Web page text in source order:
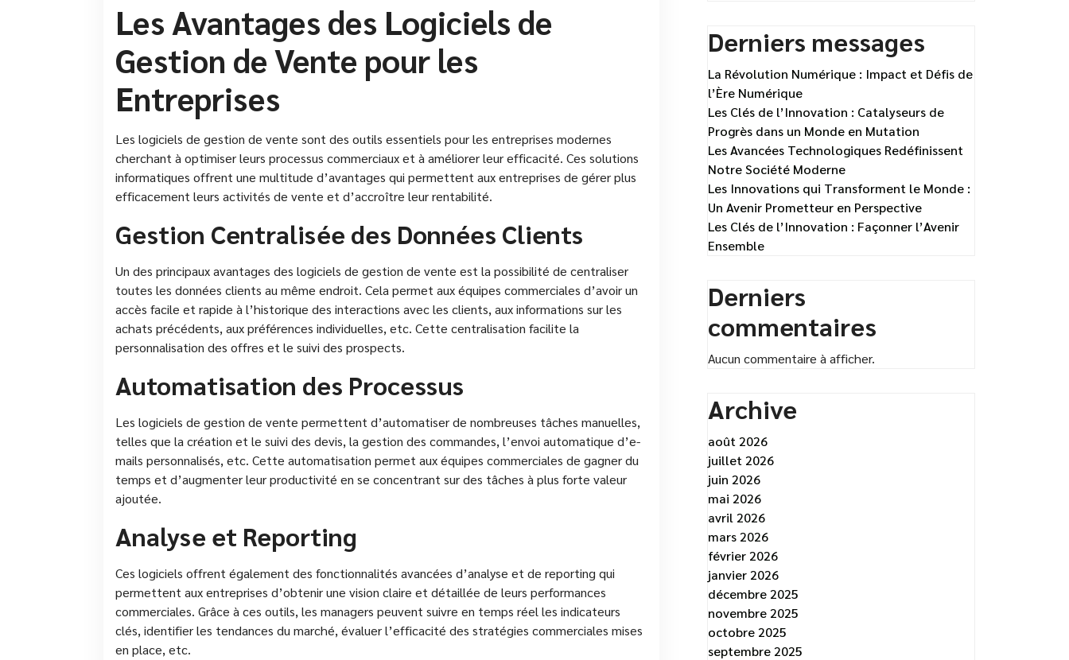
Les Avantages des Logiciels de
Gestion de Vente pour les
Entreprises
Les logiciels de gestion de vente sont des outils essentiels pour les entreprises modernes
cherchant à optimiser leurs processus commerciaux et à améliorer leur efficacité. Ces solutions
informatiques offrent une multitude d’avantages qui permettent aux entreprises de gérer plus
efficacement leurs activités de vente et d’accroître leur rentabilité.
Gestion Centralisée des Données Clients
Un des principaux avantages des logiciels de gestion de vente est la possibilité de centraliser
toutes les données clients au même endroit. Cela permet aux équipes commerciales d’avoir un
accès facile et rapide à l’historique des interactions avec les clients, aux informations sur les
achats précédents, aux préférences individuelles, etc. Cette centralisation facilite la
personnalisation des offres et le suivi des prospects.
Automatisation des Processus
Les logiciels de gestion de vente permettent d’automatiser de nombreuses tâches manuelles,
telles que la création et le suivi des devis, la gestion des commandes, l’envoi automatique d’e-
mails personnalisés, etc. Cette automatisation permet aux équipes commerciales de gagner du
temps et d’augmenter leur productivité en se concentrant sur des tâches à plus forte valeur
ajoutée.
Analyse et Reporting
Ces logiciels offrent également des fonctionnalités avancées d’analyse et de reporting qui
permettent aux entreprises d’obtenir une vision claire et détaillée de leurs performances
commerciales. Grâce à ces outils, les managers peuvent suivre en temps réel les indicateurs
clés, identifier les tendances du marché, évaluer l’efficacité des stratégies commerciales mises
en place, etc.
Derniers messages
La Révolution Numérique : Impact et Défis de
l’Ère Numérique
Les Clés de l’Innovation : Catalyseurs de
Progrès dans un Monde en Mutation
Les Avancées Technologiques Redéfinissent
Notre Société Moderne
Les Innovations qui Transforment le Monde :
Un Avenir Prometteur en Perspective
Les Clés de l’Innovation : Façonner l’Avenir
Ensemble
Derniers
commentaires
Aucun commentaire à afficher.
Archive
août 2026
juillet 2026
juin 2026
mai 2026
avril 2026
mars 2026
février 2026
janvier 2026
décembre 2025
novembre 2025
octobre 2025
septembre 2025